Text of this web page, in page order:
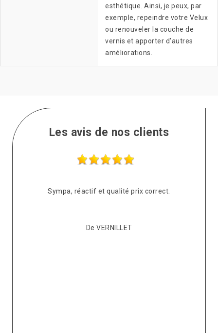
esthétique. Ainsi, je peux, par
exemple, repeindre votre Velux
ou renouveler la couche de
vernis et apporter d’autres
améliorations.
Les avis de nos clients
Sympa, réactif et qualité prix correct.
De VERNILLET